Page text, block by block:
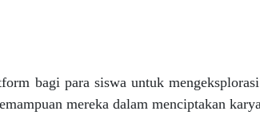
bagi para siswa untuk
mereka dalam menciptakan